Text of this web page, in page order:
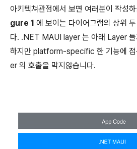
아키텍쳐관점에서 보면 여러분이 작성
gure 1 에 보이는 다이어그램의 상위
다. .NET MAUI layer 는 아래 Layer 들
하지만 platform-specific 한 기능에 접
er 의 호출을 막지않습니다.